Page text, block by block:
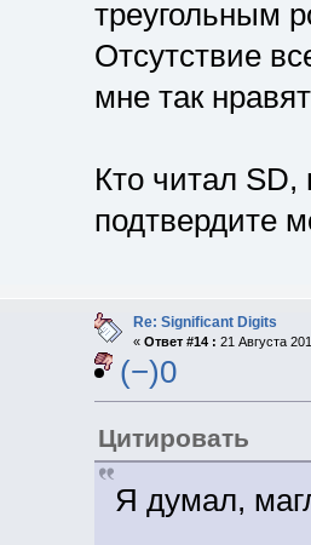
треугольным
Отсутствие
мне так
Кто читал SD,
подтвердите
Re: Significant Digits
« Ответ #14 : 21 Августа
(−)0
Цитировать
Я думал,